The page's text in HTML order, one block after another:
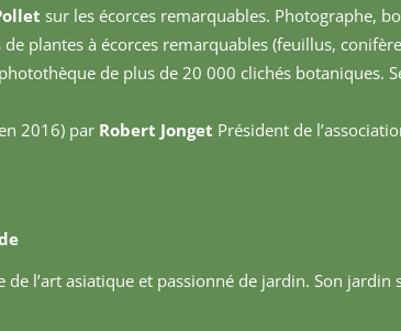
sur les écorces remarquables. Photographe,
plantes à écorces remarquables (feuillus,
de plus de 20 000 clichés botaniques.
2016) par Robert Jonget Président de
l’art asiatique et passionné de jardin. Son